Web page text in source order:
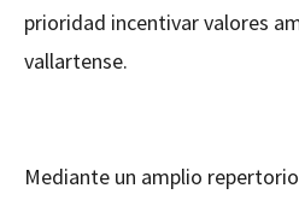
prioridad incentivar valores
vallartense.
Mediante un amplio